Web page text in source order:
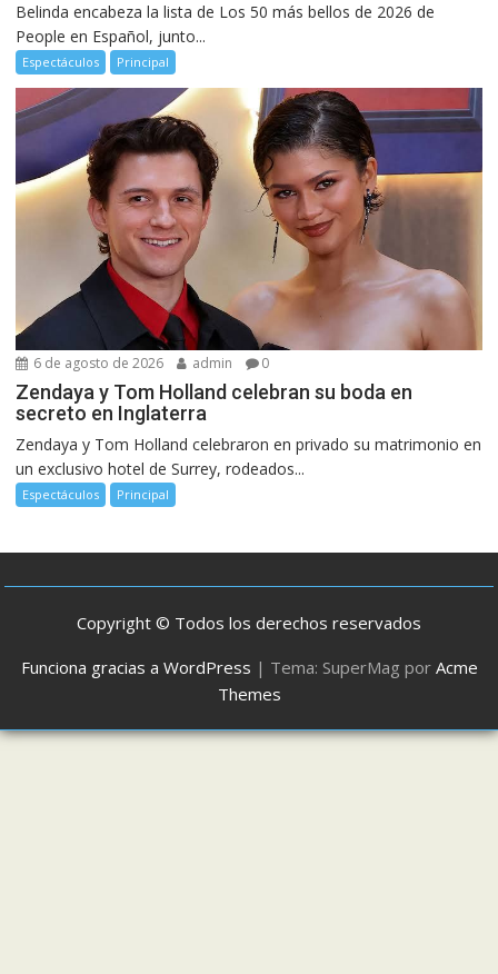
Belinda encabeza la lista de Los 50 más bellos de 2026 de
People en Español, junto...
Espectáculos Principal
6 de agosto de 2026 admin 0
Zendaya y Tom Holland celebran su boda en
secreto en Inglaterra
Zendaya y Tom Holland celebraron en privado su matrimonio en
un exclusivo hotel de Surrey, rodeados...
Espectáculos Principal
Copyright © Todos los derechos reservados
Funciona gracias a WordPress | Tema: SuperMag por Acme
Themes